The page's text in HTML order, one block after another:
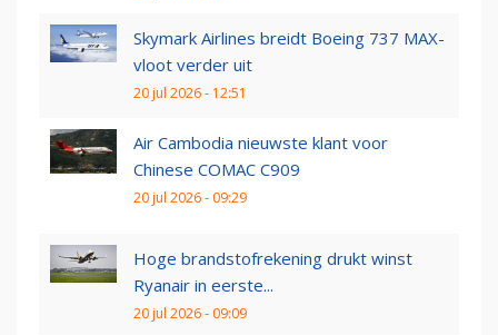
Skymark Airlines breidt Boeing 737 MAX-
vloot verder uit
20 jul 2026 - 12:51
Air Cambodia nieuwste klant voor
Chinese COMAC C909
20 jul 2026 - 09:29
Hoge brandstofrekening drukt winst
Ryanair in eerste...
20 jul 2026 - 09:09